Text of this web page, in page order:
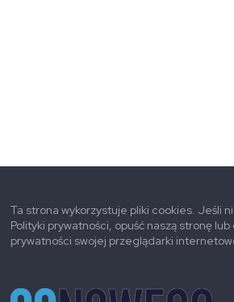
Ta strona wykorzystuje pliki cookies. Jeśli
Polityki prywatności, opuść naszą stronę
prywatności swojej przeglądarki